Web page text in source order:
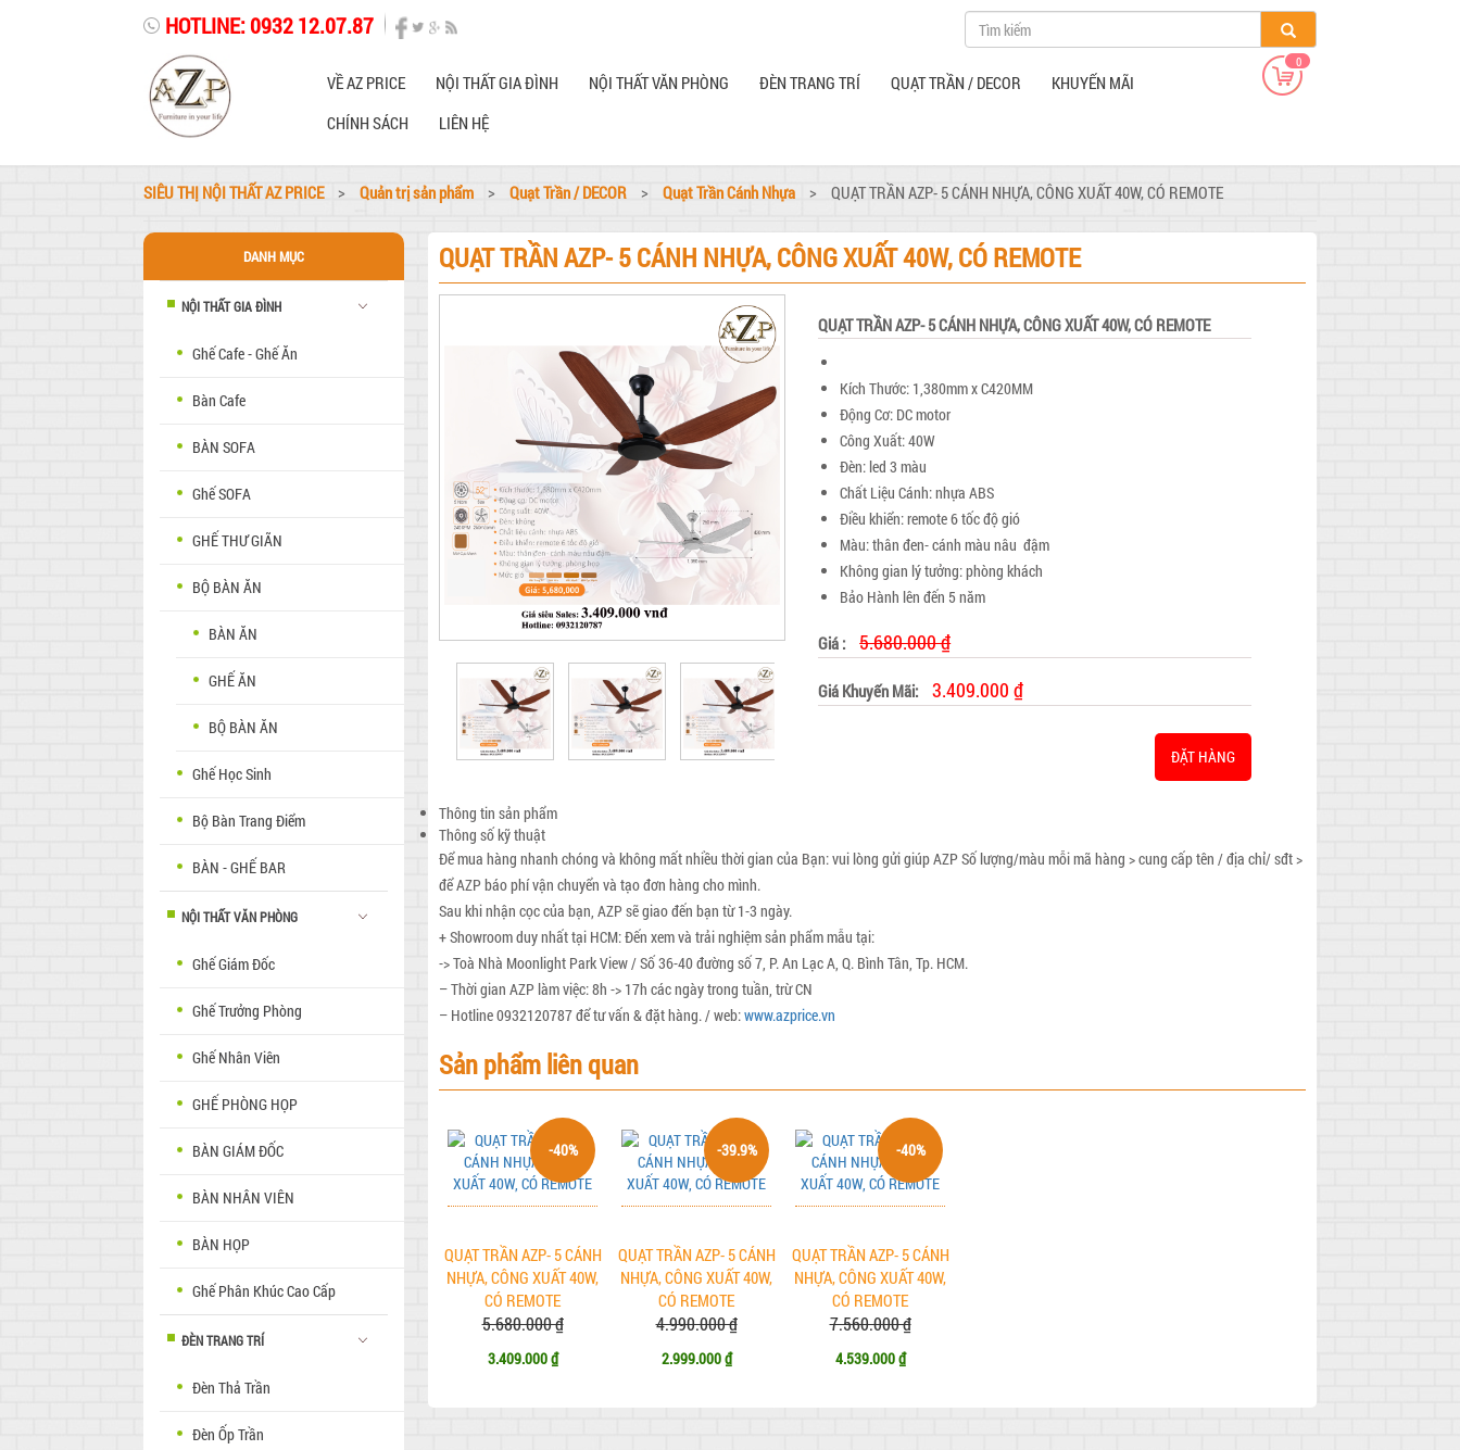
HOTLINE: 0932 12.07.87
VỀ AZ PRICE NỘI THẤT GIA ĐÌNH NỘI THẤT VĂN PHÒNG ĐÈN TRANG TRÍ QUẠT TRẦN / DECOR
KHUYẾN MÃI
CHÍNH SÁCH
LIÊN HỆ
0
SIÊU THỊ NỘI THẤT AZ PRICE > Quản trị sản phẩm > Quạt Trần / DECOR > Quạt Trần Cánh Nhựa > QUẠT TRẦN AZP- 5 CÁNH NHỰA, CÔNG XUẤT 40W, CÓ REMOTE
DANH MỤC
NỘI THẤT GIA ĐÌNH
Ghế Cafe - Ghế Ăn
Bàn Cafe
BÀN SOFA
Ghế SOFA
GHẾ THƯ GIÃN
BỘ BÀN ĂN
BÀN ĂN
GHẾ ĂN
BỘ BÀN ĂN
Ghế Học Sinh
Bộ Bàn Trang Điểm
BÀN - GHẾ BAR
NỘI THẤT VĂN PHÒNG
Ghế Giám Đốc
Ghế Trưởng Phòng
Ghế Nhân Viên
GHẾ PHÒNG HỌP
BÀN GIÁM ĐỐC
BÀN NHÂN VIÊN
BÀN HỌP
Ghế Phân Khúc Cao Cấp
ĐÈN TRANG TRÍ
Đèn Thả Trần
Đèn Ốp Trần
QUẠT TRẦN AZP- 5 CÁNH NHỰA, CÔNG XUẤT 40W, CÓ REMOTE
next
QUẠT TRẦN AZP- 5 CÁNH NHỰA, CÔNG XUẤT 40W, CÓ REMOTE
Kích Thước: 1,380mm x C420MM
Động Cơ: DC motor
Công Xuất: 40W
Đèn: led 3 màu
Chất Liệu Cánh: nhựa ABS
Điều khiển: remote 6 tốc độ gió
Màu: thân đen- cánh màu nâu đậm
Không gian lý tưởng: phòng khách
Bảo Hành lên đến 5 năm
Giá : 5.680.000 ₫
Giá Khuyến Mãi: 3.409.000 ₫
ĐẶT HÀNG
Thông tin sản phẩm
Thông số kỹ thuật
Để mua hàng nhanh chóng và không mất nhiều thời gian của Bạn: vui lòng gửi giúp AZP Số lượng/màu mỗi mã hàng > cung cấp tên / địa chỉ/ sđt >
để AZP báo phí vận chuyển và tạo đơn hàng cho mình.
Sau khi nhận cọc của bạn, AZP sẽ giao đến bạn từ 1-3 ngày.
+ Showroom duy nhất tại HCM: Đến xem và trải nghiệm sản phẩm mẫu tại:
-> Toà Nhà Moonlight Park View / Số 36-40 đường số 7, P. An Lạc A, Q. Bình Tân, Tp. HCM.
– Thời gian AZP làm việc: 8h -> 17h các ngày trong tuần, trừ CN
– Hotline 0932120787 để tư vấn & đặt hàng. / web:www.azprice.vn
Sản phẩm liên quan
QUẠT TRẦN AZP- 5 CÁNH
NHỰA, CÔNG XUẤT 40W,
CÓ REMOTE
5.680.000 ₫
3.409.000 ₫
-40%
QUẠT TRẦN AZP- 5 CÁNH
NHỰA, CÔNG XUẤT 40W,
CÓ REMOTE
4.990.000 ₫
2.999.000 ₫
-39.9%
QUẠT TRẦN AZP- 5 CÁNH
NHỰA, CÔNG XUẤT 40W,
CÓ REMOTE
7.560.000 ₫
4.539.000 ₫
-40%